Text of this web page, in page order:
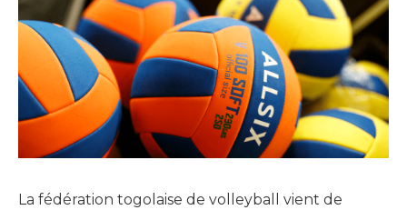
La fédération togolaise de volleyball vient de